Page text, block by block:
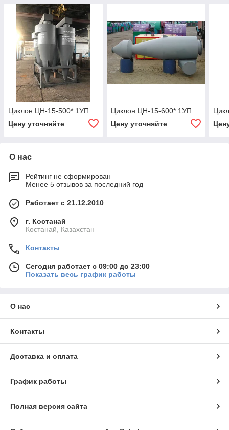
Циклон ЦН-15-500* 1УП
Цену уточняйте
Циклон ЦН-15-600* 1УП
Цену уточняйте
О нас
Рейтинг не сформирован
Менее 5 отзывов за последний год
Работает с 21.12.2010
г. Костанай
Костанай, Казахстан
Контакты
Сегодня работает с 09:00 до 23:00
Показать весь график работы
О нас
Контакты
Доставка и оплата
График работы
Полная версия сайта